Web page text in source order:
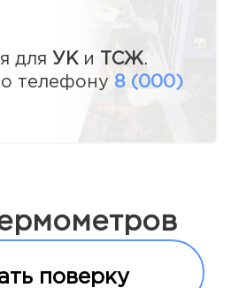
для УК и ТСЖ.
телефону 8 (000)
поверку